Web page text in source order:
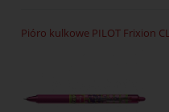
Pióro kulkowe PILOT Frixion